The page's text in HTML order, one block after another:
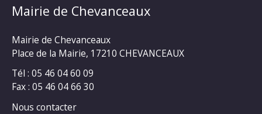
Mairie de Chevanceaux
Mairie de Chevanceaux
Place de la Mairie, 17210 CHEVANCEAUX
Tél : 05 46 04 60 09
Fax : 05 46 04 66 30
Nous contacter